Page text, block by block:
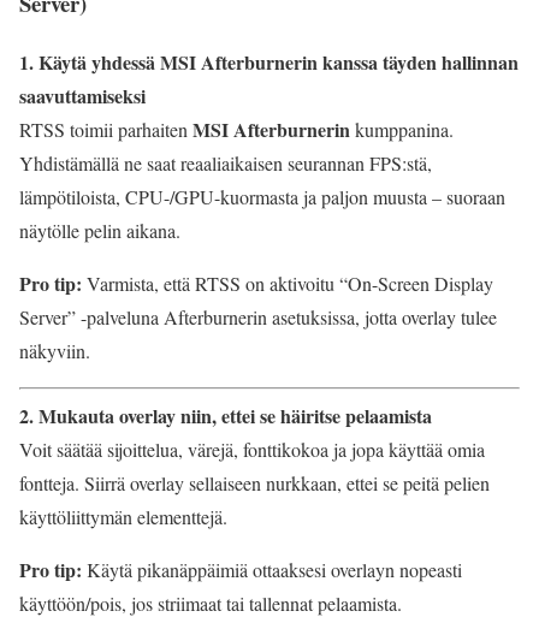
1. Käytä yhdessä MSI Afterburnerin kanssa täyden hallinnan
saavuttamiseksi
RTSS toimii parhaiten MSI Afterburnerinkumppanina.
Yhdistämällä ne saat reaaliaikaisen seurannan FPS:stä,
lämpötiloista, CPU-/GPU-kuormasta ja paljon muusta – suoraan
näytölle pelin aikana.
Pro tip: Varmista, että RTSS on aktivoitu “On-Screen Display
Server” -palveluna Afterburnerin asetuksissa, jotta overlay tulee
näkyviin.
2. Mukauta overlay niin, ettei se häiritse pelaamista
Voit säätää sijoittelua, värejä, fonttikokoa ja jopa käyttää omia
fontteja. Siirrä overlay sellaiseen nurkkaan, ettei se peitä pelien
käyttöliittymän elementtejä.
Pro tip: Käytä pikanäppäimiä ottaaksesi overlayn nopeasti
käyttöön/pois, jos striimaat tai tallennat pelaamista.